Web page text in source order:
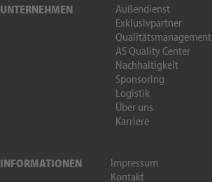
UNTERNEHMEN
Außendienst
Exklusivpartner
Qualitätsmanagement
AS Quality Center
Nachhaltigkeit
Sponsoring
Logistik
Über uns
Karriere
INFORMATIONEN
Impressum
Kontakt